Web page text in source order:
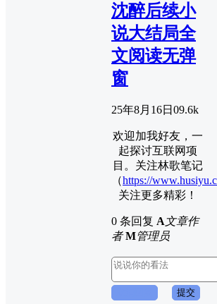
沈醉后续小
说大结局全
文阅读无弹
窗
25年8月16日 09.6k
欢迎加我好友，一
起探讨互联网项
目。关注林歌笔记
（https://
关注更多精彩！
0 条回复 A文章作
者 M管理员
提交